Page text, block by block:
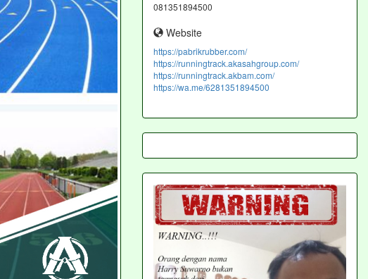
081351894500
Website
https://pabrikrubber.com/
https://runningtrack.akasahgroup.com/
https://runningtrack.akbam.com/
https://wa.me/6281351894500